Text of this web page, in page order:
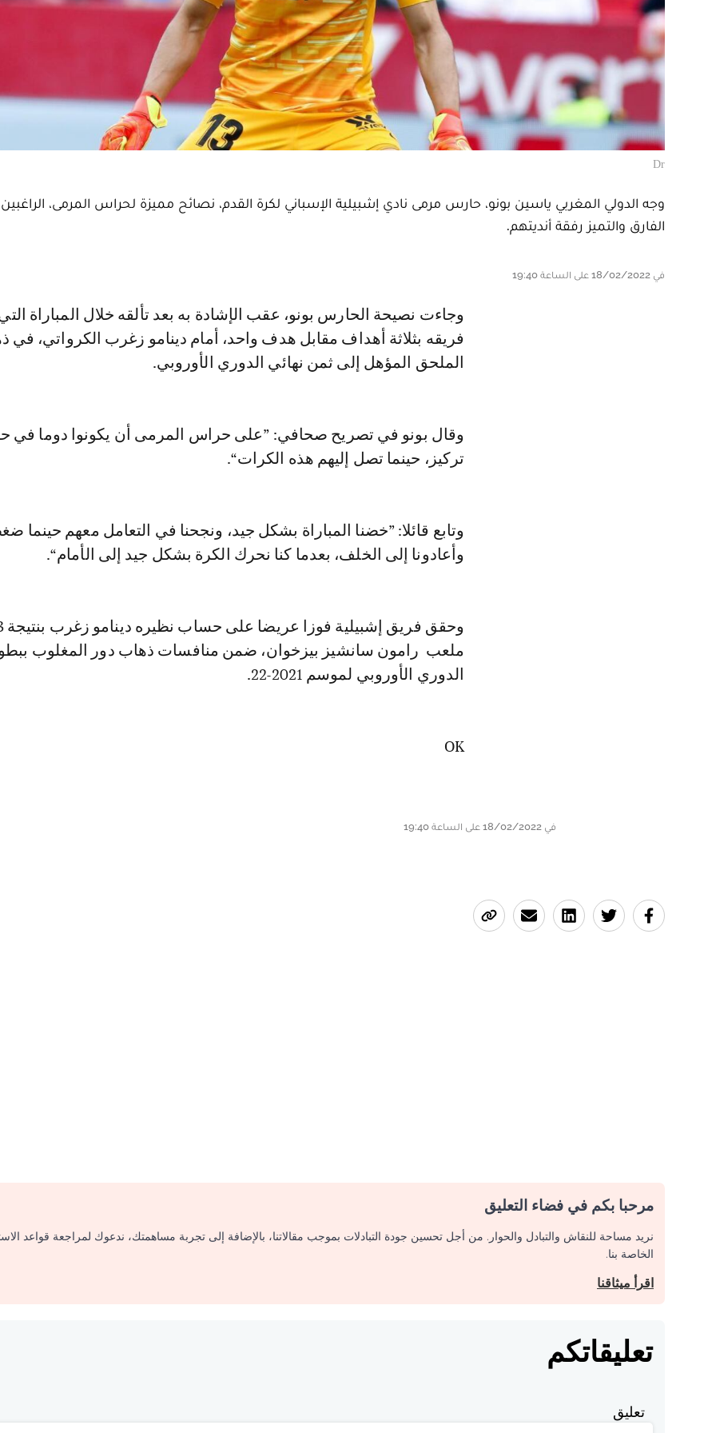
Dr
وجه الدولي المغربي ياسين بونو، حارس مرمى نادي إشبيلية الإسباني لكرة القدم، نصائح مميزة لحراس المرمى،
الفارق والتميز رفقة أنديتهم.
في 18/02/2022 على الساعة 19:40
وجاءت نصيحة الحارس بونو، عقب الإشادة به بعد تألقه خلال المباراة التي فاز بها
فريقه بثلاثة أهداف مقابل هدف واحد، أمام دينامو زغرب الكرواتي، في
الملحق المؤهل إلى ثمن نهائي الدوري الأوروبي.
وقال بونو في تصريح صحافي: ”على حراس المرمى أن يكونوا دوما في
تركيز، حينما تصل إليهم هذه الكرات“.
وتابع قائلا: ”خضنا المباراة بشكل جيد، ونجحنا في التعامل معهم حينما
وأعادونا إلى الخلف، بعدما كنا نحرك الكرة بشكل جيد إلى الأمام“.
ملعب رامون سانشيز بيزخوان، ضمن منافسات ذهاب دور المغلوب
الدوري الأوروبي لموسم 2021-22.
OK
في 18/02/2022 على الساعة 19:40
مرحبا بكم في فضاء التعليق
نريد مساحة للنقاش والتبادل والحوار. من أجل تحسين جودة التبادلات بموجب مقالاتنا، بالإضافة إلى تجربة مساهمتك، ندعوك لمراجعة قواعد
الخاصة بنا.
اقرأ ميثاقنا
تعليقاتكم
تعليق